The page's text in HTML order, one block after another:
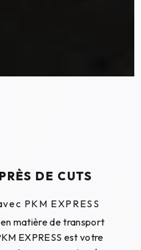
DE CUTS
PKM EXPRESS
matière de transport
EXPRESS est votre